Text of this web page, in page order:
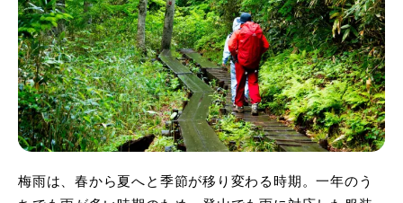
梅雨は、春から夏へと季節が移り変わる時期。一年のう